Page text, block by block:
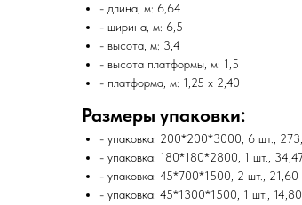
- длина, м: 6,64
- ширина, м: 6,5
- высота, м: 3,4
- высота платформы, м: 1,5
- платформа, м: 1,25 x 2,40
Размеры упаковки:
- упаковка: 200*200*3000, 6 шт.,
- упаковка: 180*180*2800, 1 шт., 34,47
- упаковка: 45*700*1500, 2 шт., 21,60
- упаковка: 45*1300*1500, 1 шт., 14,80